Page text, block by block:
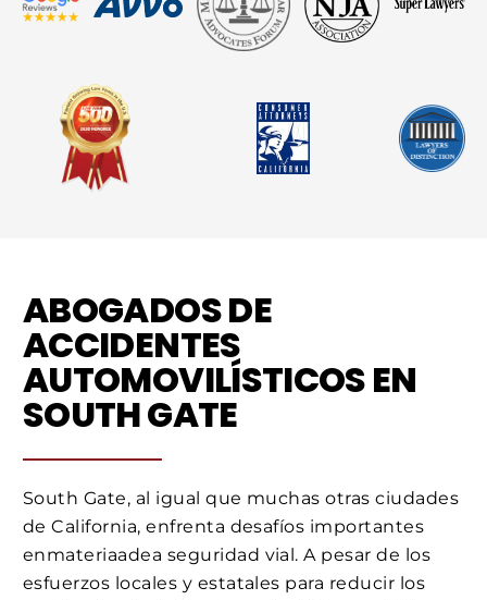
ABOGADOS DE
ACCIDENTES
AUTOMOVILÍSTICOS EN
SOUTH GATE
South Gate, al igual que muchas otras ciudades
de California, enfrenta desafíos importantes
enmateriaadea seguridad vial. A pesar de los
esfuerzos locales y estatales para reducir los